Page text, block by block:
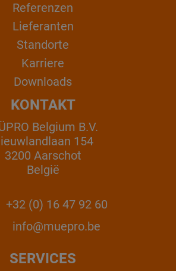
Referenzen
Lieferanten
Standorte
Karriere
Downloads
KONTAKT
Belgium B.V.
154
3200 Aarschot
België
+32 (0) 16 47 92 60
info@muepro.be
SERVICES